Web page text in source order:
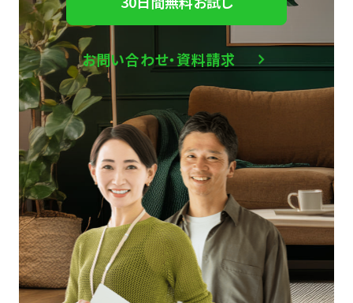
お問い合わせ・資料請求